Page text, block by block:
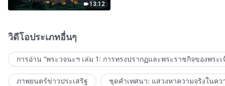
13:12
วิดีโอประเภทอื่นๆ
การอ่าน “พระวจนะฯ เล่ม 1: การทรงปรากฏและพระราชกิจของพระเ
ภาพยนตร์ข่าวประเสริฐ ชุดคำเทศนา: แสวงหาความจริงในคว